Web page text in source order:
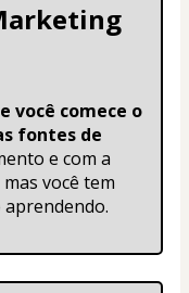
você comece o
fontes de
e com a
você tem